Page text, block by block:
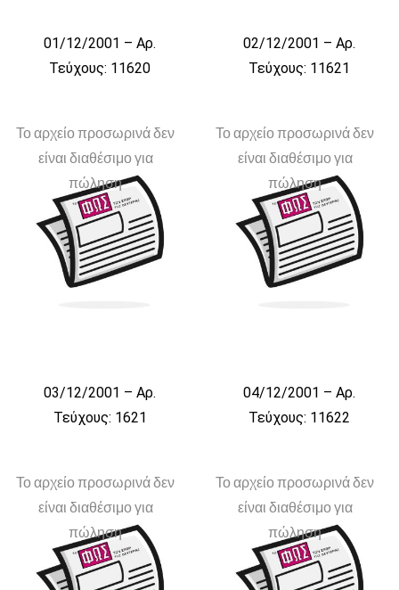
01/12/2001 – Αρ.
Τεύχους: 11620
02/12/2001 – Αρ.
Τεύχους: 11621
Το αρχείο προσωρινά δεν
είναι διαθέσιμο για
πώληση
03/12/2001 – Αρ.
Τεύχους: 1621
Το αρχείο προσωρινά δεν
είναι διαθέσιμο για
πώληση
04/12/2001 – Αρ.
Τεύχους: 11622
Το αρχείο προσωρινά δεν
είναι διαθέσιμο για
πώληση
Το αρχείο προσωρινά δεν
είναι διαθέσιμο για
πώληση